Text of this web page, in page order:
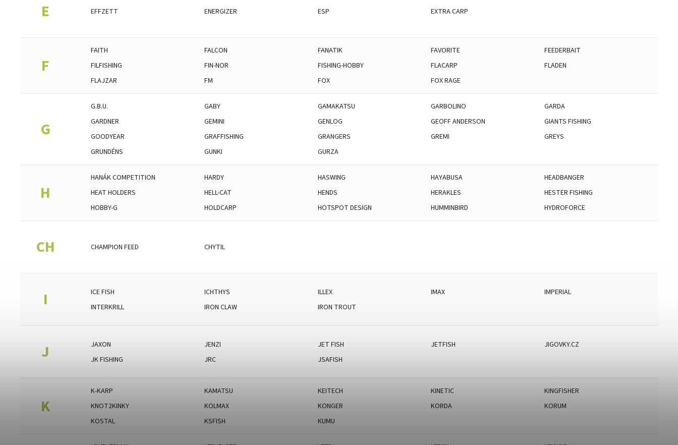
E EFFZETT ENERGIZER ESP EXTRA CARP
F
FAITH FALCON FANATIK FAVORITE
FEEDERBAIT
FILFISHING
FIN-NOR FISHING-HOBBY FLACARP
FLADEN
FLAJZAR
FM FOX FOX RAGE
G
G.B.U. GABY GAMAKATSU GARBOLINO
GARDA
GARDNER
GEMINI GENLOG GEOFF ANDERSON
GIANTS FISHING
GOODYEAR
GRAFFISHING GRANGERS GREMI
GREYS
GRUNDÉNS
GUNKI GURZA
H
HANÁK COMPETITION HARDY HASWING HAYABUSA
HEADBANGER
HEAT HOLDERS
HELL-CAT HENDS HERAKLES
HESTER FISHING
HOBBY-G
HOLDCARP HOTSPOT DESIGN HUMMINBIRD HYDROFORCE
CH CHAMPION FEED CHYTIL
I ICE FISH ICHTHYS ILLEX IMAX
IMPERIAL
INTERKRILL
IRON CLAW IRON TROUT
J JAXON JENZI JET FISH JETFISH
JIGOVKY.CZ
JK FISHING
JRC JSAFISH
K
K-KARP KAMATSU KEITECH KINETIC
KINGFISHER
KNOT2KINKY
KOLMAX KONGER KORDA
KORUM
KOSTAL
KSFISH KUMU